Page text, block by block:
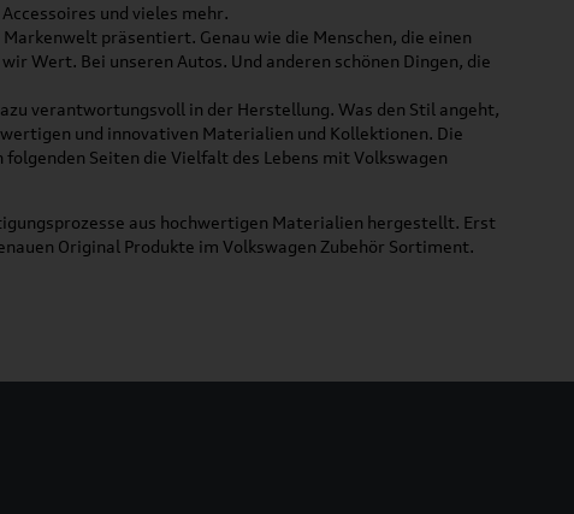
und vieles mehr.
präsentiert. Genau wie die Menschen, die einen
Wert. Bei unseren Autos. Und anderen schönen Dingen, die
verantwortungsvoll in der Herstellung. Was den Stil angeht,
und innovativen Materialien und Kollektionen. Die
Seiten die Vielfalt des Lebens mit Volkswagen
aus hochwertigen Materialien hergestellt. Erst
Original Produkte im Volkswagen Zubehör Sortiment.